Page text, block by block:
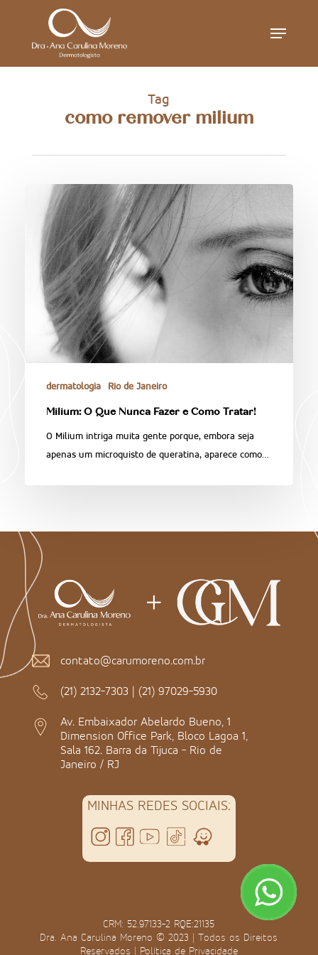
Menu
Tag
como remover milium
dermatologia Rio de Janeiro
Milium: O Que Nunca Fazer e Como Tratar!
O Milium intriga muita gente porque, embora seja
apenas um microquisto de queratina, aparece como…
contato@carumoreno.com.br
(21) 2132-7303 | (21) 97029-5930
Av. Embaixador Abelardo Bueno, 1
Dimension Office Park, Bloco Lagoa 1,
Sala 162. Barra da Tijuca - Rio de
Janeiro / RJ
MINHAS REDES SOCIAIS:
CRM: 52.97133-2 RQE:21135
Dra. Ana Carulina Moreno © 2023 | Todos os Direitos
Reservados | Política de Privacidade